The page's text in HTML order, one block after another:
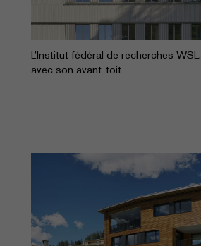
L’Institut fédéral de recherches
avec son avant-toit